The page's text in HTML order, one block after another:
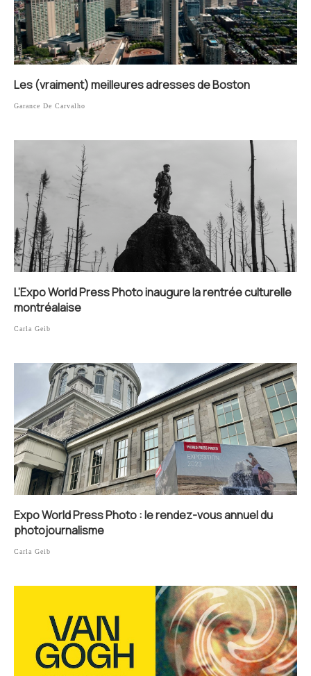
Les (vraiment) meilleures adresses de Boston
Garance De Carvalho
L’Expo World Press Photo inaugure la rentrée culturelle
montréalaise
Carla Geib
Expo World Press Photo : le rendez-vous annuel du
photojournalisme
Carla Geib